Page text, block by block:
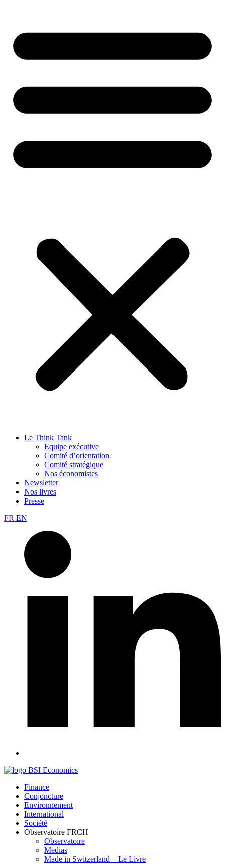
Le Think Tank
Equipe exécutive
Comité d’orientation
Comité stratégique
Nos économistes
Newsletter
Nos livres
Presse
FR EN
Finance
Conjoncture
Environnement
International
Société
Observatoire FRCH
Observatoire
Medias
Made in Switzerland – Le Livre